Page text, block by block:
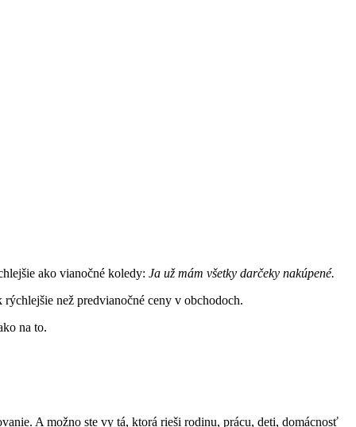
ako vianočné koledy: Ja už mám všetky darčeky nakúpené.
než predvianočné ceny v obchodoch.
na to.
A možno ste vy tá, ktorá rieši rodinu, prácu, deti, domácnosť